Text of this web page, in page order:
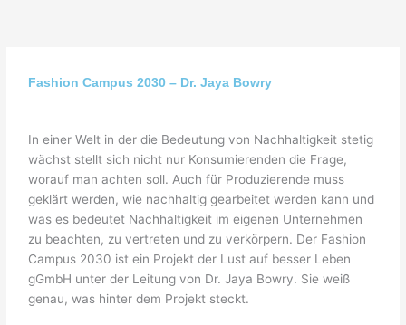
anderen
das Nützliche
mit dem
Angenehmen so
innig
verbunden, wie
beim Fahrrad."
Fashion Campus 2030 – Dr. Jaya Bowry
In einer Welt in der die Bedeutung von Nachhaltigkeit stetig
wächst stellt sich nicht nur Konsumierenden die Frage,
worauf man achten soll. Auch für Produzierende muss
geklärt werden, wie nachhaltig gearbeitet werden kann und
was es bedeutet Nachhaltigkeit im eigenen Unternehmen
zu beachten, zu vertreten und zu verkörpern. Der Fashion
Campus 2030 ist ein Projekt der Lust auf besser Leben
gGmbH unter der Leitung von Dr. Jaya Bowry. Sie weiß
genau, was hinter dem Projekt steckt.